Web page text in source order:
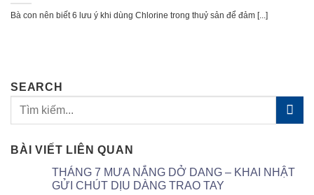
Bà con nên biết 6 lưu ý khi dùng Chlorine trong thuỷ sản để đảm [...]
SEARCH
BÀI VIẾT LIÊN QUAN
THÁNG 7 MƯA NẮNG DỞ DANG – KHAI NHẬT
GỬI CHÚT DỊU DÀNG TRAO TAY